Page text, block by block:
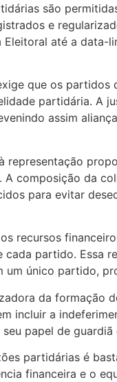
são
e
até a
que os
partidária. A
assim
representação
composição da
para evitar
recursos
partido. Essa
único partido,
da formação
incluir a
papel de
partidárias é
financeira e o